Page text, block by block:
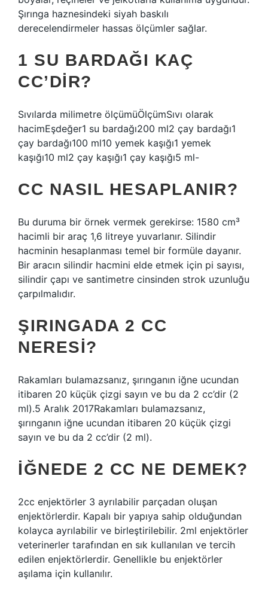
Şırınga haznesindeki siyah baskılı
derecelendirmeler hassas ölçümler sağlar.
1 SU BARDAĞI KAÇ
CC’DIR?
Sıvılarda milimetre ölçümüÖlçümSıvı olarak
hacimEşdeğer1 su bardağı200 ml2 çay bardağı1
çay bardağı100 ml10 yemek kaşığı1 yemek
kaşığı10 ml2 çay kaşığı1 çay kaşığı5 ml-
CC NASIL HESAPLANIR?
Bu duruma bir örnek vermek gerekirse: 1580 cm³
hacimli bir araç 1,6 litreye yuvarlanır. Silindir
hacminin hesaplanması temel bir formüle dayanır.
Bir aracın silindir hacmini elde etmek için pi sayısı,
silindir çapı ve santimetre cinsinden strok uzunluğu
çarpılmalıdır.
ŞIRINGADA 2 CC
NERESI?
Rakamları bulamazsanız, şırınganın iğne ucundan
itibaren 20 küçük çizgi sayın ve bu da 2 cc’dir (2
ml).5 Aralık 2017Rakamları bulamazsanız,
şırınganın iğne ucundan itibaren 20 küçük çizgi
sayın ve bu da 2 cc’dir (2 ml).
İĞNEDE 2 CC NE DEMEK?
2cc enjektörler 3 ayrılabilir parçadan oluşan
enjektörlerdir. Kapalı bir yapıya sahip olduğundan
kolayca ayrılabilir ve birleştirilebilir. 2ml enjektörler
veterinerler tarafından en sık kullanılan ve tercih
edilen enjektörlerdir. Genellikle bu enjektörler
aşılama için kullanılır.